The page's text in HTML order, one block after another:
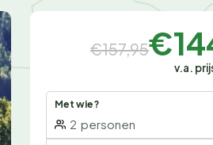
€157,95
v.a.
Met wie?
2 personen